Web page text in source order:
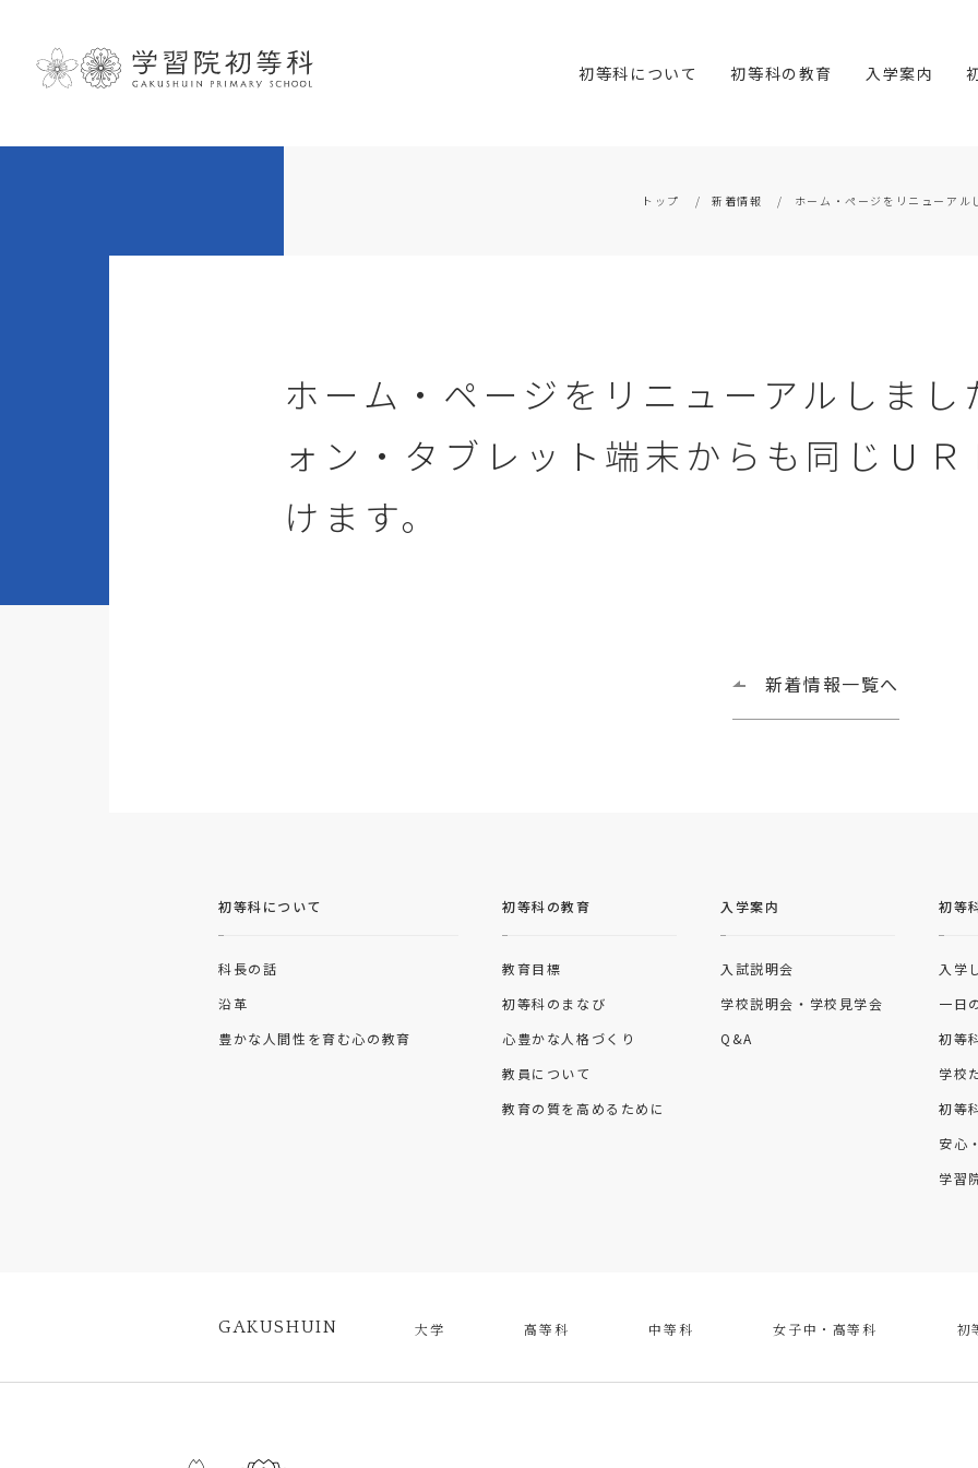
初等科について 初等科の教育 入学案内
トップ 新着情報 ホーム・ページをリニューアル
ホーム・ページをリニューアルしまし
ォン・タブレット端末からも同じＵ
けます。
新着情報一覧へ
初等科について
科長の話
沿革
豊かな人間性を育む心の教育
初等科の教育
教育目標
初等科のまなび
心豊かな人格づくり
教員について
教育の質を高めるために
入学案内
入試説明会
学校説明会・学校見学会
Q&A
初等
入学
一日
初等
学校
初等
安心
学習
GAKUSHUIN 大学 高等科 中等科 女子中・高等科 初